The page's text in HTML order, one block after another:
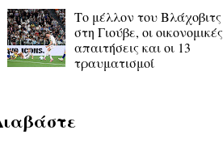
Το μέλλον του Βλάχοβιτς
στη Γιούβε, οι οικονομικές
απαιτήσεις και οι 13
τραυματισμοί